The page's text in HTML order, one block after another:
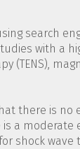
search
with a
(TENS),
there is
a
shock